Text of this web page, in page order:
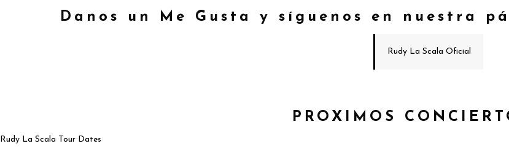
Danos un Me Gusta y síguenos en nuestra
Rudy La Scala Oficial
PROXIMOS
Rudy La Scala Tour Dates